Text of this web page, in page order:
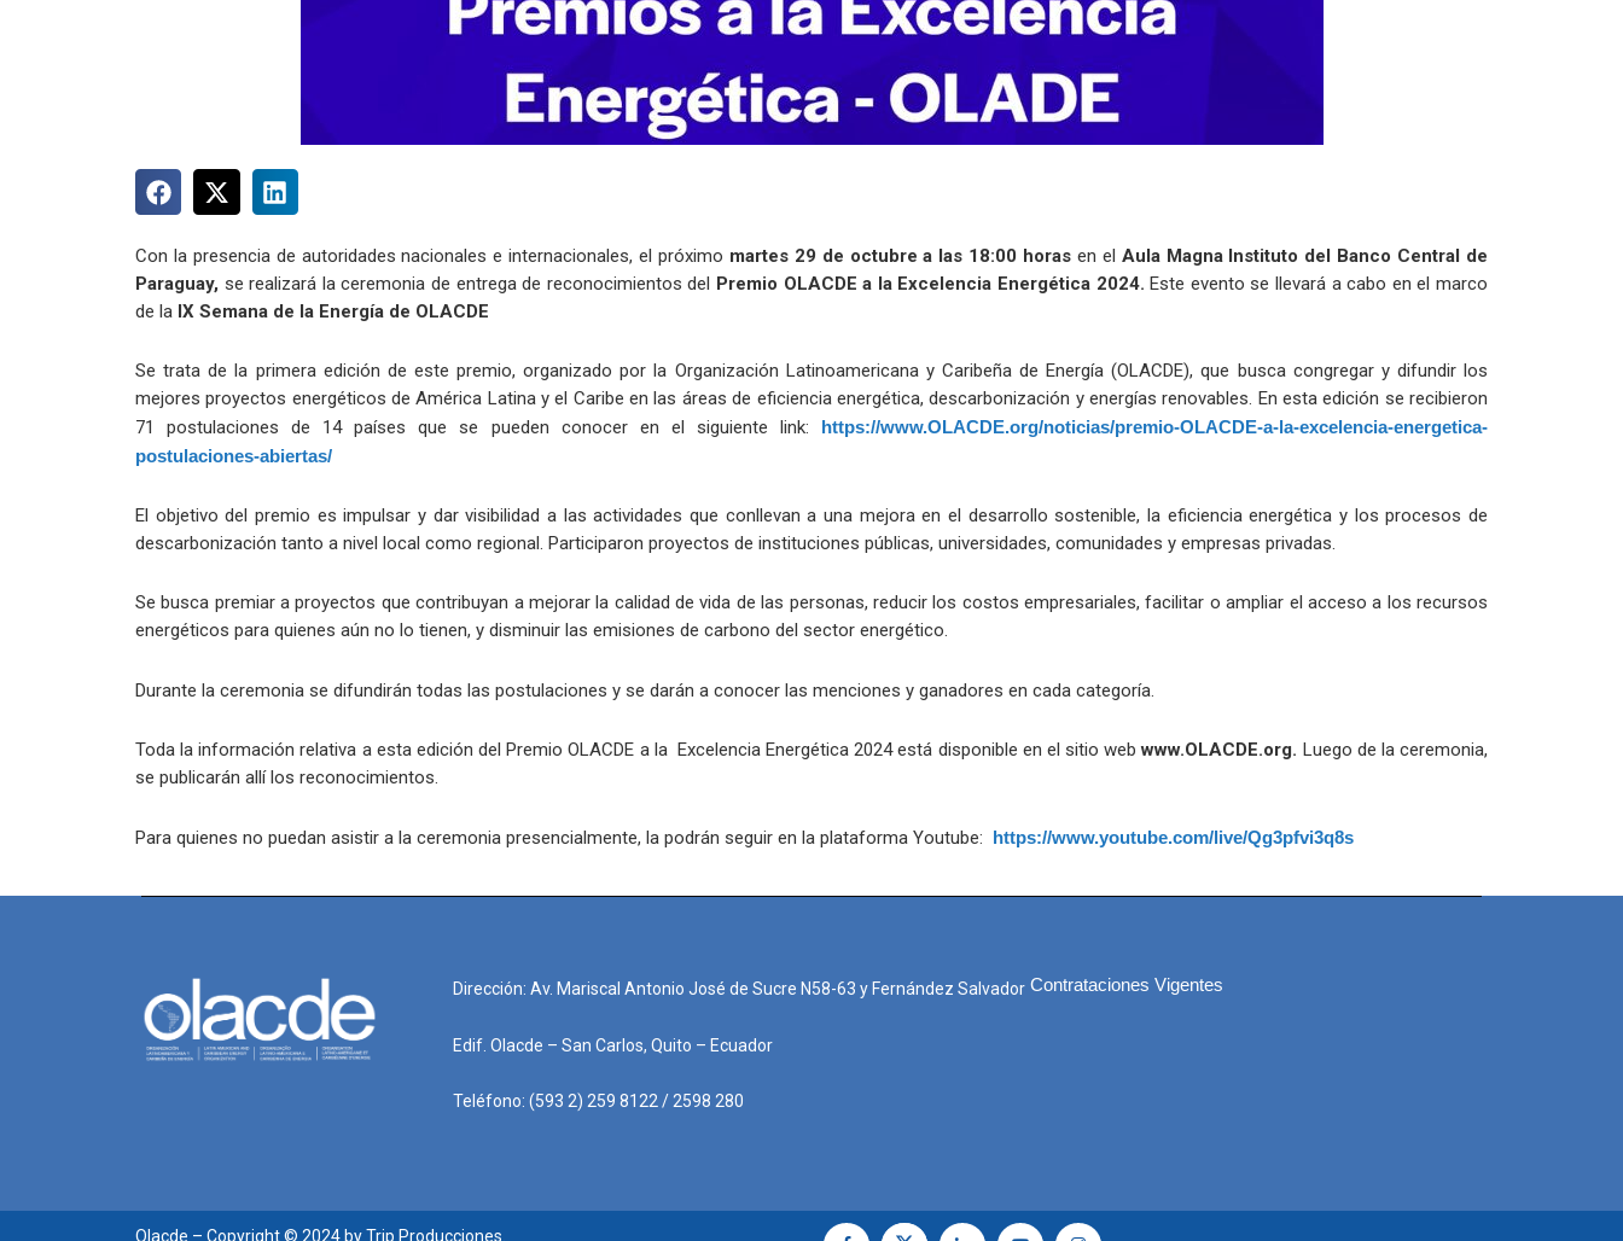
Con la presencia de autoridades nacionales e internacionales, el próximo martes 29 de octubre a las 18:00 horas en el Aula Magna Instituto del Banco Central de
Paraguay, se realizará la ceremonia de entrega de reconocimientos del Premio OLACDE a la Excelencia Energética 2024. Este evento se llevará a cabo en el marco
de la IX Semana de la Energía de OLACDE
Se trata de la primera edición de este premio, organizado por la Organización Latinoamericana y Caribeña de Energía (OLACDE), que busca congregar y difundir los
mejores proyectos energéticos de América Latina y el Caribe en las áreas de eficiencia energética, descarbonización y energías renovables. En esta edición se recibieron
71 postulaciones de 14 países que se pueden conocer en el siguiente link:
https://www.OLACDE.org/noticias/premio-OLACDE-a-la-excelencia-energetica-
postulaciones-abiertas/
El objetivo del premio es impulsar y dar visibilidad a las actividades que conllevan a una mejora en el desarrollo sostenible, la eficiencia energética y los procesos de
descarbonización tanto a nivel local como regional. Participaron proyectos de instituciones públicas, universidades, comunidades y empresas privadas.
Se busca premiar a proyectos que contribuyan a mejorar la calidad de vida de las personas, reducir los costos empresariales, facilitar o ampliar el acceso a los recursos
energéticos para quienes aún no lo tienen, y disminuir las emisiones de carbono del sector energético.
Durante la ceremonia se difundirán todas las postulaciones y se darán a conocer las menciones y ganadores en cada categoría.
Toda la información relativa a esta edición del Premio OLACDE a la Excelencia Energética 2024 está disponible en el sitio webwww.OLACDE.org. Luego de la ceremonia,
se publicarán allí los reconocimientos.
Para quienes no puedan asistir a la ceremonia presencialmente, la podrán seguir en la plataforma Youtube: https://www.youtube.com/live/Qg3pfvi3q8s
Dirección: Av. Mariscal Antonio José de Sucre N58-63 y Fernández Salvador
Edif. Olacde – San Carlos, Quito – Ecuador
Teléfono: (593 2) 259 8122 / 2598 280
Contrataciones Vigentes
Olacde – Copyright © 2024 by Trip Producciones.